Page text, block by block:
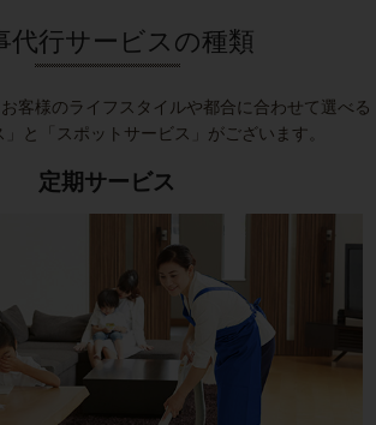
代行サービスの種類
客様のライフスタイルや都合に合わせて選べる
」と「スポットサービス」がございます。
定期サービス